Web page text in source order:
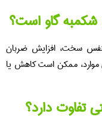
شکمبه گاو است؟
سخت، افزایش ضربان
موارد، ممکن است کاهش یا
تفاوت دارد؟